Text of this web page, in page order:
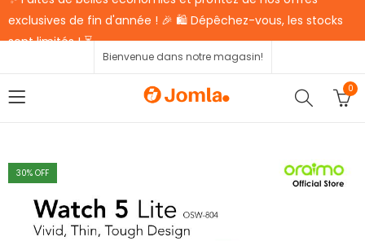
exclusives de fin d'année ! 🎉 🛍️ Dépêchez-vous, les stocks
sont limités ! ⏳
Bienvenue dans notre magasin!
0
30% OFF